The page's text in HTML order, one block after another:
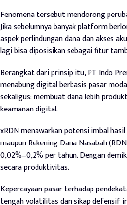
Fenomena tersebut mendorong
Jika sebelumnya banyak platform
aspek perlindungan dana dan akses
lagi bisa diposisikan sebagai fitur
Berangkat dari prinsip itu, PT Indo
menabung digital berbasis pasar
sekaligus: membuat dana lebih
keamanan digital.
xRDN menawarkan potensi imbal
maupun Rekening Dana Nasabah
0,02%–0,2% per tahun. Dengan
secara produktivitas.
Kepercayaan pasar terhadap
tengah volatilitas dan sikap defensif